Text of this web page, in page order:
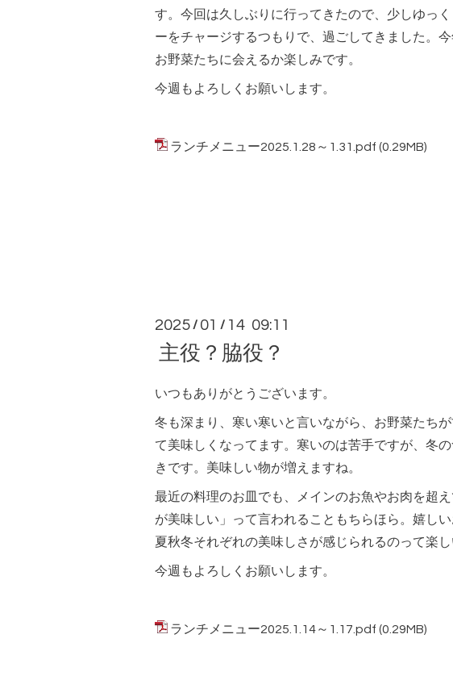
す。今回は久しぶりに行ってきたので、少しゆっ
ーをチャージするつもりで、過ごしてきました。
お野菜たちに会えるか楽しみです。
今週もよろしくお願いします。
ランチメニュー2025.1.28～1.31.pdf (0.29MB)
2025 / 01 / 14 09:11
主役？脇役？
いつもありがとうございます。
冬も深まり、寒い寒いと言いながら、お野菜たち
て美味しくなってます。寒いのは苦手ですが、冬
きです。美味しい物が増えますね。
最近の料理のお皿でも、メインのお魚やお肉を超
が美味しい」って言われることもちらほら。嬉し
夏秋冬それぞれの美味しさが感じられるのって楽し
今週もよろしくお願いします。
ランチメニュー2025.1.14～1.17.pdf (0.29MB)